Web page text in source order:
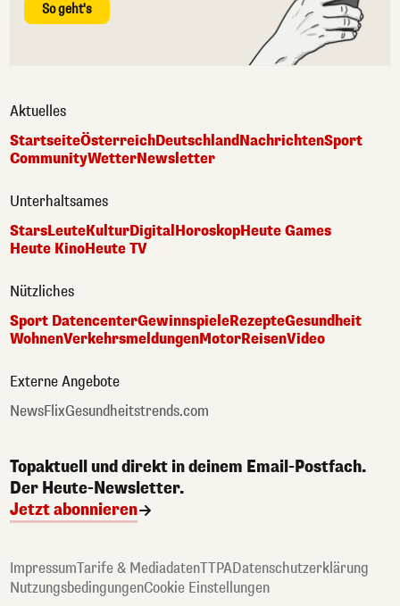
So geht's
Aktuelles
StartseiteÖsterreichDeutschlandNachrichtenSport
CommunityWetterNewsletter
Unterhaltsames
StarsLeuteKulturDigital HoroskopHeute Games
Heute KinoHeute TV
Nützliches
Sport DatencenterGewinnspieleRezepteGesundheit
WohnenVerkehrsmeldungenMotorReisenVideo
Externe Angebote
NewsFlixGesundheitstrends.com
Topaktuell und direkt in deinem Email-Postfach.
Der Heute-Newsletter.
Jetzt abonnieren
ImpressumTarife & MediadatenTTPADatenschutzerklärung
NutzungsbedingungenCookie Einstellungen